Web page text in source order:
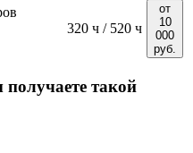
320 ч / 520 ч
от
10
000
руб.
такой